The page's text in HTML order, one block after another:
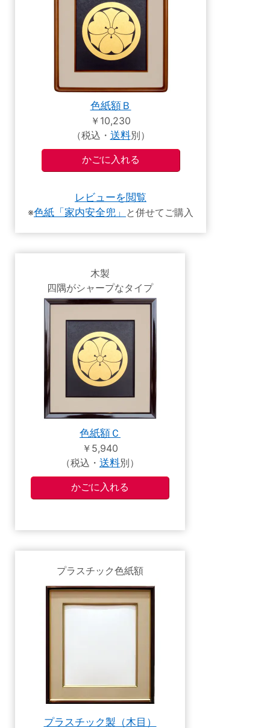
色紙額Ｂ
￥10,230
（税込・ 送料別）
レビューを閲覧
※色紙「家内安全兜」 と併せてご購入
木製
四隅がシャープなタイプ
色紙額Ｃ
￥5,940
（税込・ 送料別）
プラスチック色紙額
プラスチック製（木目）